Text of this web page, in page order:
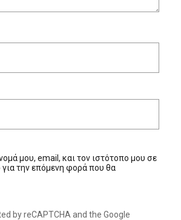
μου, email, και τον ιστότοπο μου σε
την επόμενη φορά που θα
by reCAPTCHA and the Google